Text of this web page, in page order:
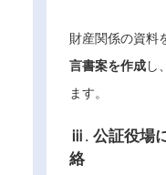
財産関係の資料
言書案を作成し
ます。
ⅲ. 公証役場
絡